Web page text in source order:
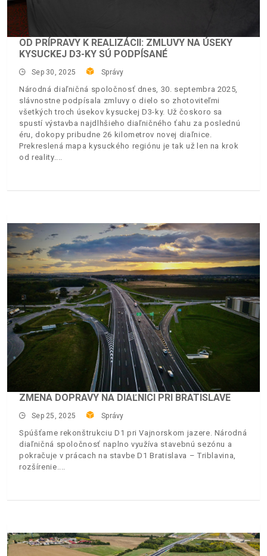
OD PRÍPRAVY K REALIZÁCII: ZMLUVY NA ÚSEKY
KYSUCKEJ D3-KY SÚ PODPÍSANÉ
Sep 30, 2025 Správy
Národná diaľničná spoločnosť dnes, 30. septembra 2025,
slávnostne podpísala zmluvy o dielo so zhotoviteľmi
všetkých troch úsekov kysuckej D3-ky. Už čoskoro sa
spustí výstavba najdlhšieho diaľničného ťahu za poslednú
éru, dokopy pribudne 26 kilometrov novej diaľnice.
Prekreslená mapa kysuckého regiónu je tak už len na krok
od reality.
ZMENA DOPRAVY NA DIAĽNICI PRI BRATISLAVE
Sep 25, 2025 Správy
Spúšťame rekonštrukciu D1 pri Vajnorskom jazere. Národná
diaľničná spoločnosť naplno využíva stavebnú sezónu a
pokračuje v prácach na stavbe D1 Bratislava – Triblavina,
rozšírenie.